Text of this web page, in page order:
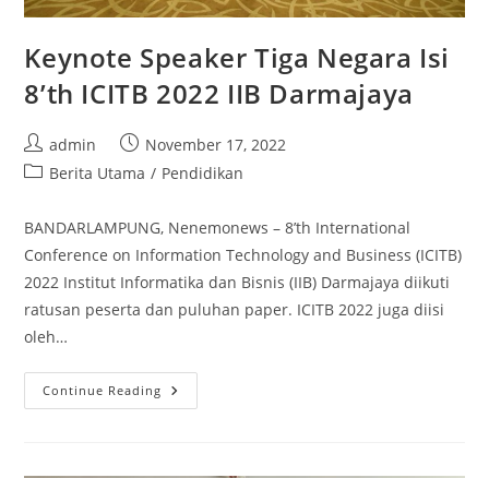
Keynote Speaker Tiga Negara Isi
8’th ICITB 2022 IIB Darmajaya
Post
author:
admin
Post
published:
November 17, 2022
PostBerita Utama / Pendidikan
BANDARLAMPUNG, Nenemonews – 8’th International
Conference on Information Technology and Business (ICITB)
2022 Institut Informatika dan Bisnis (IIB) Darmajaya diikuti
ratusan peserta dan puluhan paper. ICITB 2022 juga diisi
oleh…
Continue Reading Keynote
Speaker